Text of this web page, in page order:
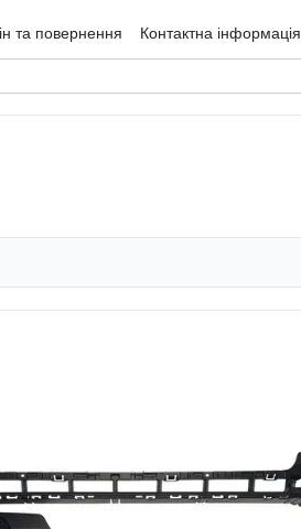
та повернення Контактна інформація